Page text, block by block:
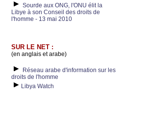
Sourde aux ONG, l'ONU élit la
Libye à son Conseil des droits de
l'homme - 13 mai 2010
SUR LE NET :
(en anglais et arabe)
Réseau arabe d'information sur les
droits de l'homme
Libya Watch